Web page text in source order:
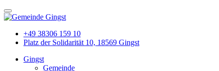
+49 38306 159 10
Platz der Solidarität 10, 18569 Gingst
Gingst
Gemeinde